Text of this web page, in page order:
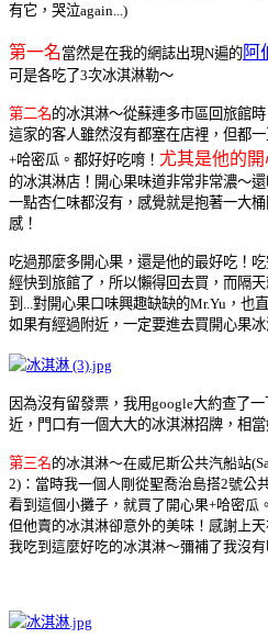
有它，哭泣again... )
第一名當然是在我的網誌出現N遍的 阿
可是各吃了3次冰淇淋勒～
第二名的冰淇淋～從蘇連多市區回旅館
這家的客人雖然沒有都塞在店裡，但都
+哈密瓜。都好好吃唷！ 尤其是他的
的冰淇淋店！開心果味道非常非常濃～
一點杏仁味都沒有，感覺就是抱著一大
感！
吃過那麼多開心果，還是他的最好吃！
經快到旅館了，所以懶得回去買，而隔
到...對開心果口味興趣缺缺的Mr.Yu，也
如果有經過附近，一定要進去買開心果冰
因為沒有留發票，我用google大約查了
近，門口有一個大大的冰淇淋招牌，相當
第三名的冰淇淋～在威尼斯公共汽船站
2)：當時我一個人剛從聖喬治島搭2號公
看到這個小攤子，就買了開心果+哈密瓜
但他賣的冰淇淋卻意外的美味！感謝上
我吃到這麼好吃的冰淇淋～彌補了我沒有